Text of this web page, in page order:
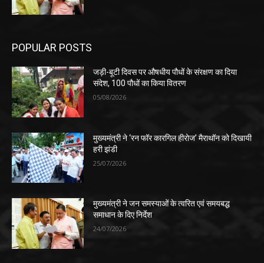
POPULAR POSTS
जड़ी-बूटी दिवस पर औषधीय पौधों के संरक्षण का दिया
संदेश, 100 पौधों का किया वितरण
05/08/2026
मुख्यमंत्री ने ‘रन फॉर कारगिल हीरोज’ मैराथॉन को दिखायी
हरी झंडी
25/07/2026
मुख्यमंत्री ने जन समस्याओं के त्वरित एवं समयबद्ध
समाधान के दिए निर्देश
24/07/2026